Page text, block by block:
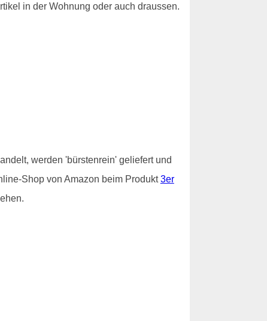
in der Wohnung oder auch draussen.
werden 'bürstenrein' geliefert und
Shop von Amazon beim Produkt3er